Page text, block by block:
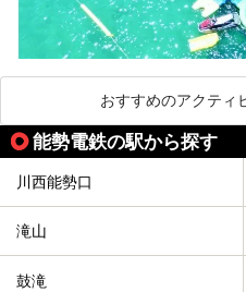
おすすめのアクティ
能勢電鉄の駅から探す
川西能勢口
滝山
鼓滝